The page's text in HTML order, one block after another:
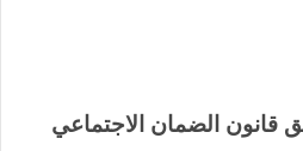
قانون الضمان الاجتماعي